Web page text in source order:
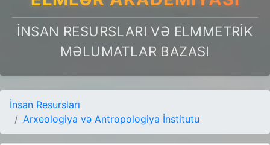
İNSAN RESURSLARI VƏ ELMMETRIK
MƏLUMATLAR BAZASI
İnsan Resursları
Arxeologiya və Antropologiya İnstitutu